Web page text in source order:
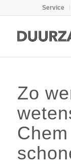
Service
Zo